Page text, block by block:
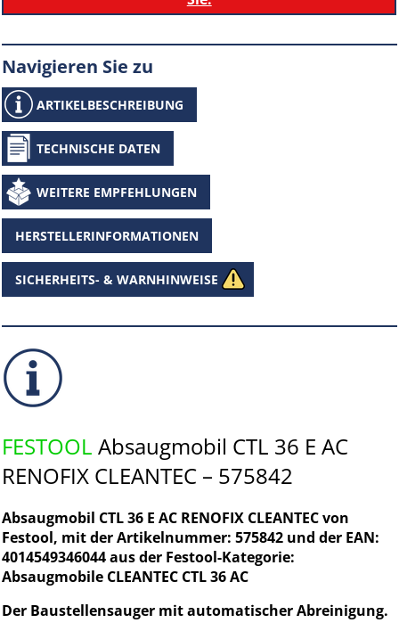
Navigieren Sie zu
ARTIKELBESCHREIBUNG
TECHNISCHE DATEN
WEITERE EMPFEHLUNGEN
HERSTELLERINFORMATIONEN
SICHERHEITS- & WARNHINWEISE
FESTOOL Absaugmobil CTL 36 E AC
RENOFIX CLEANTEC – 575842
Absaugmobil CTL 36 E AC RENOFIX CLEANTEC von
Festool, mit der Artikelnummer: 575842 und der EAN:
4014549346044 aus der Festool-Kategorie:
Absaugmobile CLEANTEC CTL 36 AC
Der Baustellensauger mit automatischer Abreinigung.